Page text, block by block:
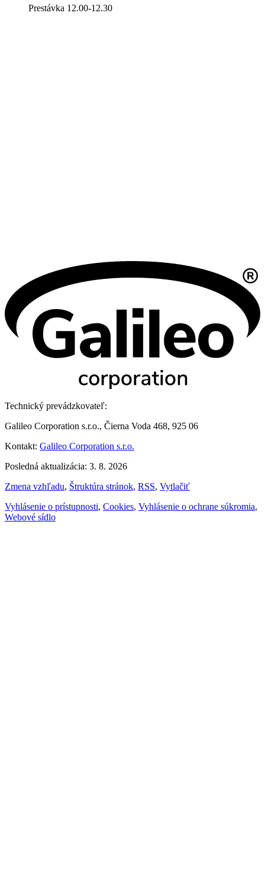
Prestávka 12.00-12.30
Technický prevádzkovateľ:
Galileo Corporation s.r.o., Čierna Voda 468, 925 06
Kontakt: Galileo Corporation s.r.o.
Posledná aktualizácia: 3. 8. 2026
Zmena vzhľadu, Štruktúra stránok, RSS, Vytlačiť
Vyhlásenie o prístupnosti, Cookies, Vyhlásenie o ochrane súkromia,
Webové sídlo